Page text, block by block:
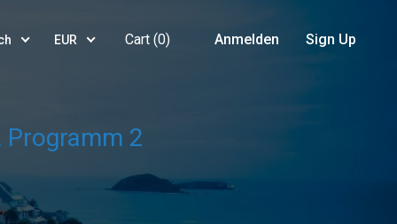
EUR Cart (0) Anmelden Sign Up
Programm 2